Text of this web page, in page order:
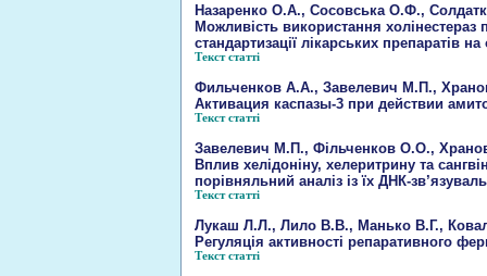
Назаренко О.А., Сосовська О.Ф.,
Можливість використання холінестераз
стандартизації лікарських препаратів на
Текст статті
Фильченков А.А., Завелевич М.П.,
Активация каспазы-3 при действии
Текст статті
Завелевич М.П., Фільченков О.О.,
Вплив хелідоніну, хелеритрину та
порівняльний аналіз із їх ДНК-
Текст статті
Лукаш Л.Л., Лило В.В., Манько В.Г.,
Регуляція активності репаративного
Текст статті